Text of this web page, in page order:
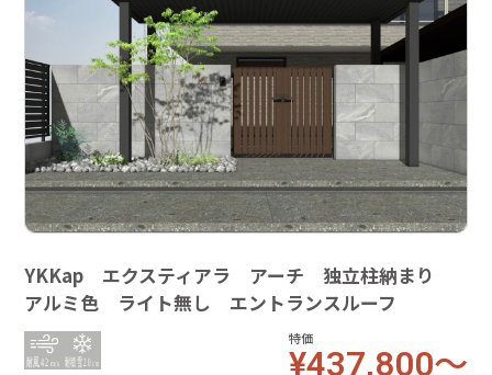
YKKap エクスティアラ アーチ 独立柱納まり
アルミ色 ライト無し エントランスルーフ
特価